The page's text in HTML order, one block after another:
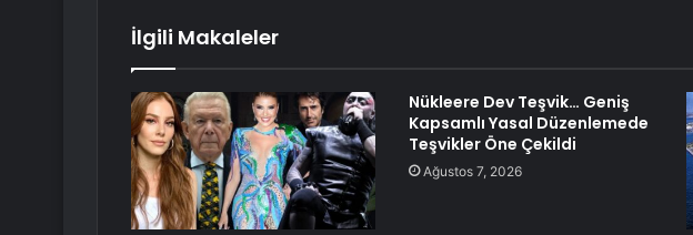
İlgili Makaleler
Nükleere Dev Teşvik… Geniş
Kapsamlı Yasal Düzenlemede
Teşvikler Öne Çekildi
Ağustos 7, 2026